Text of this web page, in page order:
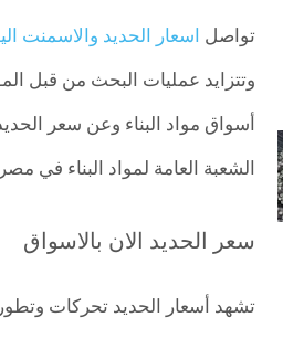
تواصل اسعار الحديد والاسمنت
وتتزايد عمليات البحث من قبل
أسواق مواد البناء وعن سعر
الشعبة العامة لمواد البناء في
سعر الحديد الان بالاسواق
تشهد أسعار الحديد تحركات